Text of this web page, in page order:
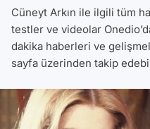
Cüneyt Arkın ile ilgili tüm
testler ve videolar
dakika haberleri ve
sayfa üzerinden takip